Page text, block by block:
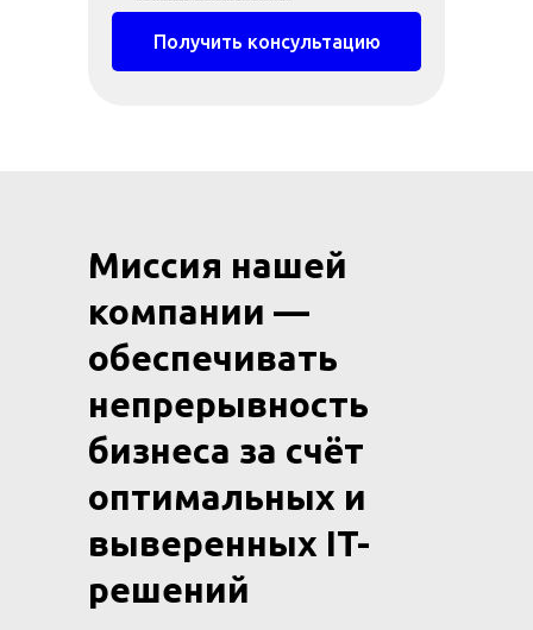
Получить консультацию
Миссия нашей
компании —
обеспечивать
непрерывность
бизнеса за счёт
оптимальных и
выверенных IT-
решений